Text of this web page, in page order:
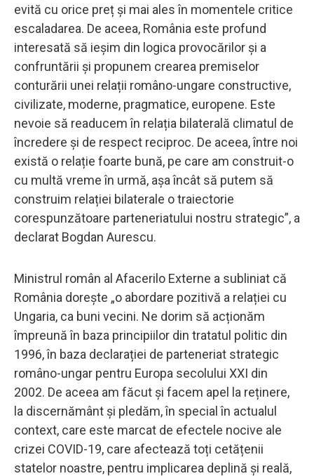
evită cu orice preț și mai ales în momentele critice
escaladarea. De aceea, România este profund
interesată să ieșim din logica provocărilor și a
confruntării și propunem crearea premiselor
conturării unei relații româno-ungare constructive,
civilizate, moderne, pragmatice, europene. Este
nevoie să readucem în relația bilaterală climatul de
încredere și de respect reciproc. De aceea, între noi
există o relație foarte bună, pe care am construit-o
cu multă vreme în urmă, așa încât să putem să
construim relației bilaterale o traiectorie
corespunzătoare parteneriatului nostru strategic”, a
declarat Bogdan Aurescu.
Ministrul român al Afacerilo Externe a subliniat că
România dorește „o abordare pozitivă a relației cu
Ungaria, ca buni vecini. Ne dorim să acționăm
împreună în baza principiilor din tratatul politic din
1996, în baza declarației de parteneriat strategic
româno-ungar pentru Europa secolului XXI din
2002. De aceea am făcut și facem apel la reținere,
la discernământ și pledăm, în special în actualul
context, care este marcat de efectele nocive ale
crizei COVID-19, care afectează toți cetățenii
statelor noastre, pentru implicarea deplină și reală,